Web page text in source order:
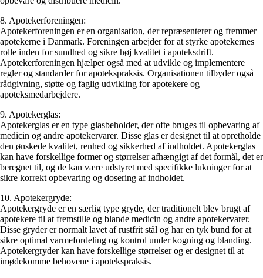
8. Apotekerforeningen:
Apotekerforeningen er en organisation, der repræsenterer og fremmer
apotekerne i Danmark. Foreningen arbejder for at styrke apotekernes
rolle inden for sundhed og sikre høj kvalitet i apoteksdrift.
Apotekerforeningen hjælper også med at udvikle og implementere
regler og standarder for apotekspraksis. Organisationen tilbyder også
rådgivning, støtte og faglig udvikling for apotekere og
apoteksmedarbejdere.
9. Apotekerglas:
Apotekerglas er en type glasbeholder, der ofte bruges til opbevaring af
medicin og andre apotekervarer. Disse glas er designet til at opretholde
den ønskede kvalitet, renhed og sikkerhed af indholdet. Apotekerglas
kan have forskellige former og størrelser afhængigt af det formål, det er
beregnet til, og de kan være udstyret med specifikke lukninger for at
sikre korrekt opbevaring og dosering af indholdet.
10. Apotekergryde:
Apotekergryde er en særlig type gryde, der traditionelt blev brugt af
apotekere til at fremstille og blande medicin og andre apotekervarer.
Disse gryder er normalt lavet af rustfrit stål og har en tyk bund for at
sikre optimal varmefordeling og kontrol under kogning og blanding.
Apotekergryder kan have forskellige størrelser og er designet til at
imødekomme behovene i apotekspraksis.